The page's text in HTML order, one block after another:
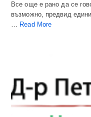
Все още е рано да се
възможно, предвид
… Read More